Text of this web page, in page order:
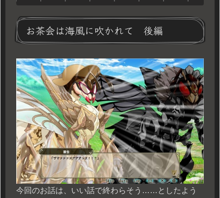
お茶会は海風に吹かれて 後編
今回のお話は、いい話で終わらそう……としたよう